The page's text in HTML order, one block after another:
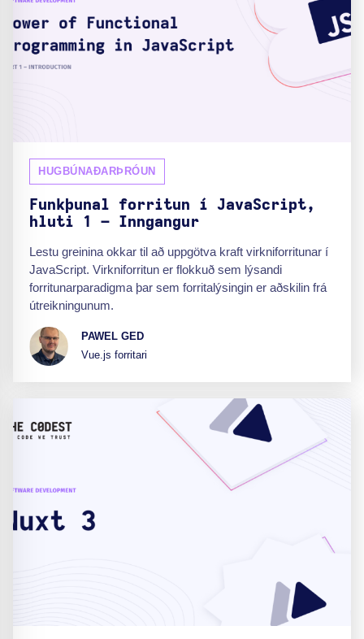
HUGBÚNAÐARÞRÓUN
Funkþunal forritun í JavaScript,
hluti 1 – Inngangur
Lestu greinina okkar til að uppgötva kraft virkniforritunar í
JavaScript. Virkniforritun er flokkuð sem lýsandi
forritunarparadigma þar sem forritalýsingin er aðskilin frá
útreikningunum.
PAWEL GED
Vue.js forritari